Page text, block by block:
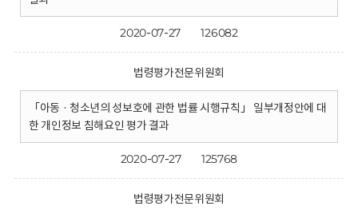
2020-07-27 126082
법령평가전문위원회
「아동 · 청소년의 성보호에 관한 법률 시행규칙」 일부개정안에 대
한 개인정보 침해요인 평가 결과
2020-07-27 125768
법령평가전문위원회